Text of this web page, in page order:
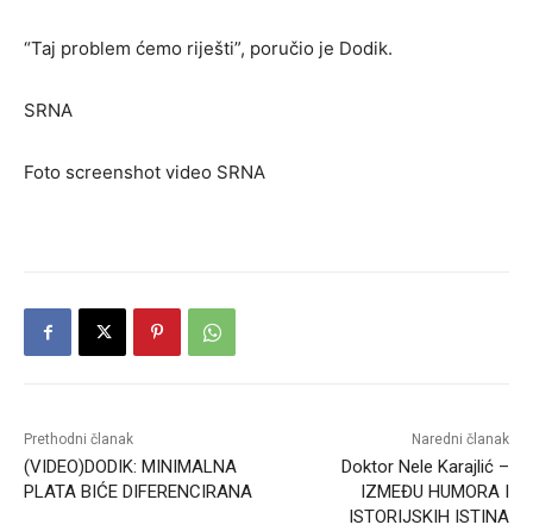
“Taj problem ćemo riješti”, poručio je Dodik.
SRNA
Foto screenshot video SRNA
Prethodni članak
(VIDEO)DODIK: MINIMALNA
PLATA BIĆE DIFERENCIRANA
Naredni članak
Doktor Nele Karajlić –
IZMEĐU HUMORA I
ISTORIJSKIH ISTINA